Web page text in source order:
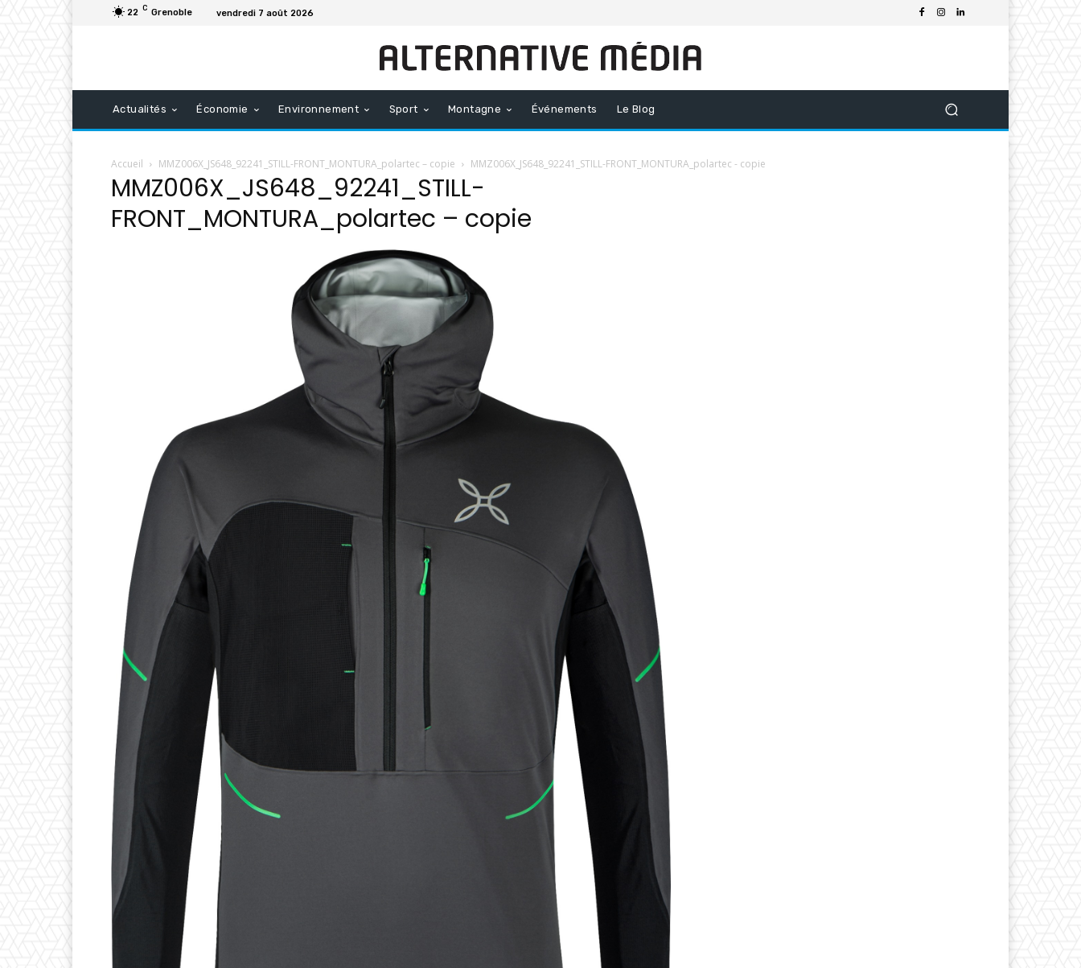
22 C Grenoble vendredi 7 août 2026
Actualités Économie Environnement Sport Montagne Événements Le Blog
Accueil MMZ006X_JS648_92241_STILL-FRONT_MONTURA_polartec – copie MMZ006X_JS648_92241_STILL-FRONT_MONTURA_polartec - copie
MMZ006X_JS648_92241_STILL-
FRONT_MONTURA_polartec – copie